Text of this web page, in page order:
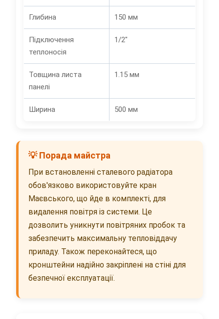
Глибина 150 мм
Підключення
теплоносія
1/2"
Товщина листа
панелі
1.15 мм
Ширина 500 мм
💡 Порада майстра
При встановленні сталевого радіатора
обов'язково використовуйте кран
Маєвського, що йде в комплекті, для
видалення повітря із системи. Це
дозволить уникнути повітряних пробок та
забезпечить максимальну тепловіддачу
приладу. Також переконайтеся, що
кронштейни надійно закріплені на стіні для
безпечної експлуатації.